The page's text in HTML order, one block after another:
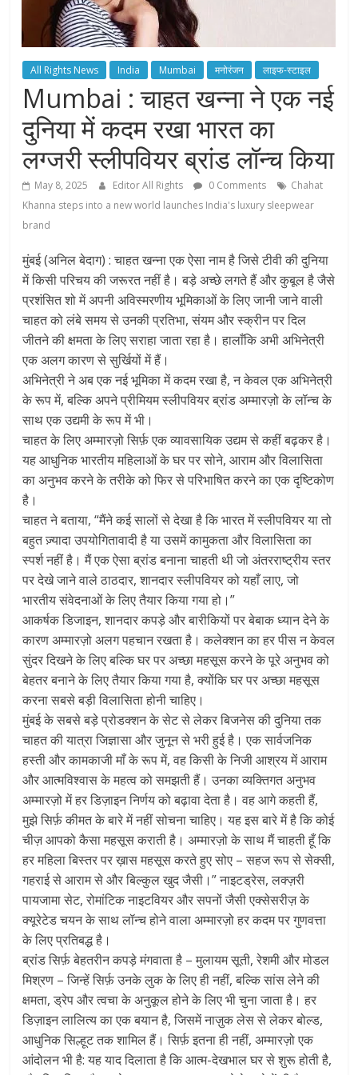
All Rights News India Mumbai मनोरंजन लाइफ-स्टाइल
Mumbai : चाहत खन्ना ने एक नई
दुनिया में कदम रखा भारत का
लग्जरी स्लीपवियर ब्रांड लॉन्च किया
May 8, 2025 Editor All Rights 0 Comments
Chahat
Khanna steps into a new world launches India's luxury sleepwear
brand
मुंबई (अनिल बेदाग) : चाहत खन्ना एक ऐसा नाम है जिसे टीवी की दुनिया
में किसी परिचय की जरूरत नहीं है। बड़े अच्छे लगते हैं और कुबूल है जैसे
प्रशंसित शो में अपनी अविस्मरणीय भूमिकाओं के लिए जानी जाने वाली
चाहत को लंबे समय से उनकी प्रतिभा, संयम और स्क्रीन पर दिल
जीतने की क्षमता के लिए सराहा जाता रहा है। हालाँकि अभी अभिनेत्री
एक अलग कारण से सुर्खियों में हैं।
अभिनेत्री ने अब एक नई भूमिका में कदम रखा है, न केवल एक अभिनेत्री
के रूप में, बल्कि अपने प्रीमियम स्लीपवियर ब्रांड अम्मारज़ो के लॉन्च के
साथ एक उद्यमी के रूप में भी।
चाहत के लिए अम्मारज़ो सिर्फ़ एक व्यावसायिक उद्यम से कहीं बढ़कर है।
यह आधुनिक भारतीय महिलाओं के घर पर सोने, आराम और विलासिता
का अनुभव करने के तरीके को फिर से परिभाषित करने का एक दृष्टिकोण
है।
चाहत ने बताया, “मैंने कई सालों से देखा है कि भारत में स्लीपवियर या तो
बहुत ज़्यादा उपयोगितावादी है या उसमें कामुकता और विलासिता का
स्पर्श नहीं है। मैं एक ऐसा ब्रांड बनाना चाहती थी जो अंतरराष्ट्रीय स्तर
पर देखे जाने वाले ठाठदार, शानदार स्लीपवियर को यहाँ लाए, जो
भारतीय संवेदनाओं के लिए तैयार किया गया हो।”
आकर्षक डिजाइन, शानदार कपड़े और बारीकियों पर बेबाक ध्यान देने के
कारण अम्मारज़ो अलग पहचान रखता है। कलेक्शन का हर पीस न केवल
सुंदर दिखने के लिए बल्कि घर पर अच्छा महसूस करने के पूरे अनुभव को
बेहतर बनाने के लिए तैयार किया गया है, क्योंकि घर पर अच्छा महसूस
करना सबसे बड़ी विलासिता होनी चाहिए।
मुंबई के सबसे बड़े प्रोडक्शन के सेट से लेकर बिजनेस की दुनिया तक
चाहत की यात्रा जिज्ञासा और जुनून से भरी हुई है। एक सार्वजनिक
हस्ती और कामकाजी माँ के रूप में, वह किसी के निजी आश्रय में आराम
और आत्मविश्वास के महत्व को समझती हैं। उनका व्यक्तिगत अनुभव
अम्मारज़ो में हर डिज़ाइन निर्णय को बढ़ावा देता है। वह आगे कहती हैं,
मुझे सिर्फ़ कीमत के बारे में नहीं सोचना चाहिए। यह इस बारे में है कि कोई
चीज़ आपको कैसा महसूस कराती है। अम्मारज़ो के साथ मैं चाहती हूँ कि
हर महिला बिस्तर पर ख़ास महसूस करते हुए सोए – सहज रूप से सेक्सी,
गहराई से आराम से और बिल्कुल खुद जैसी।” नाइटड्रेस, लक्ज़री
पायजामा सेट, रोमांटिक नाइटवियर और सपनों जैसी एक्सेसरीज़ के
क्यूरेटेड चयन के साथ लॉन्च होने वाला अम्मारज़ो हर कदम पर गुणवत्ता
के लिए प्रतिबद्ध है।
ब्रांड सिर्फ़ बेहतरीन कपड़े मंगवाता है – मुलायम सूती, रेशमी और मोडल
मिश्रण – जिन्हें सिर्फ़ उनके लुक के लिए ही नहीं, बल्कि सांस लेने की
क्षमता, ड्रेप और त्वचा के अनुकूल होने के लिए भी चुना जाता है। हर
डिज़ाइन लालित्य का एक बयान है, जिसमें नाज़ुक लेस से लेकर बोल्ड,
आधुनिक सिल्हूट तक शामिल हैं। सिर्फ़ इतना ही नहीं, अम्मारज़ो एक
आंदोलन भी है: यह याद दिलाता है कि आत्म-देखभाल घर से शुरू होती है,